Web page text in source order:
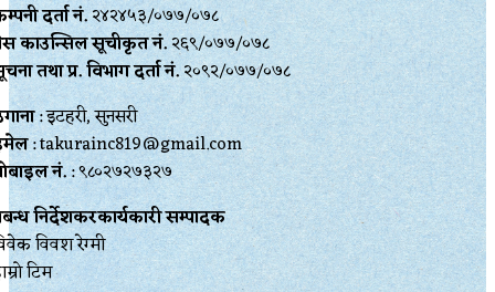
दर्ता नं.२४२४५३/०७७/०७८
काउन्सिल सूचीकृत नं.२६९/०७७/०७८
तथा प्र‍. विभाग दर्ता नं.२०९२/०७७/०७८
: इटहरी, सुनसरी
: takurainc819@gmail.com
नं.: ९८०२७२७३२७
निर्देशकरकार्यकारी सम्पादक
विवश रेग्मी
टिम